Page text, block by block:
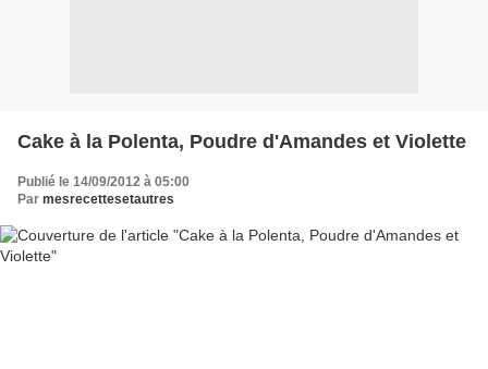
Cake à la Polenta, Poudre d'Amandes et Violette
Publié le 14/09/2012 à 05:00
Par mesrecettesetautres